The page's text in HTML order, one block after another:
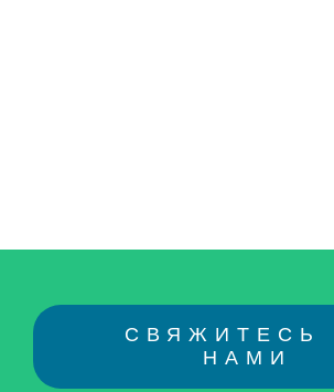
!СВЯЖИТЕСЬ
НАМИ